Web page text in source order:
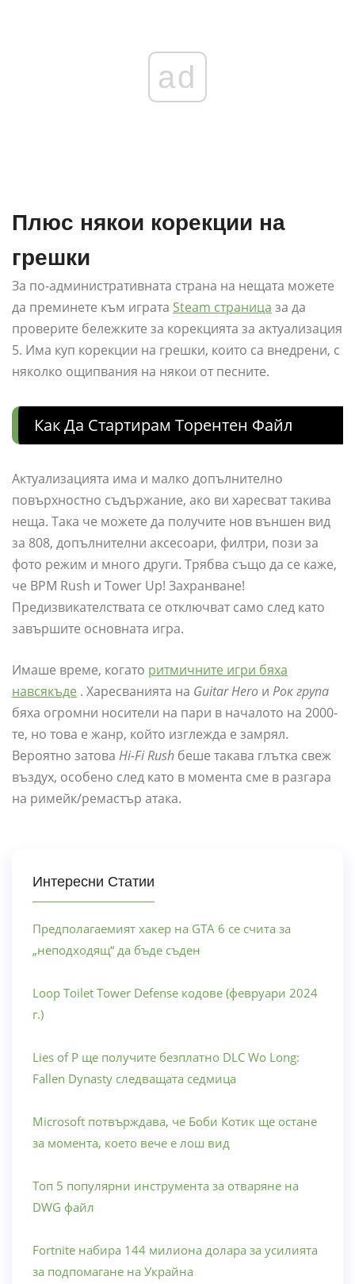
ad
Плюс някои корекции на
грешки
За по-административната страна на нещата можете
да преминете към играта Steam страница за да
проверите бележките за корекцията за актуализация
5. Има куп корекции на грешки, които са внедрени, с
няколко ощипвания на някои от песните.
Как Да Стартирам Торентен Файл
Актуализацията има и малко допълнително
повърхностно съдържание, ако ви харесват такива
неща. Така че можете да получите нов външен вид
за 808, допълнителни аксесоари, филтри, пози за
фото режим и много други. Трябва също да се каже,
че BPM Rush и Tower Up! Захранване!
Предизвикателствата се отключват само след като
завършите основната игра.
Имаше време, когато ритмичните игри бяха
навсякъде . Харесванията на Guitar Hero и Рок група
бяха огромни носители на пари в началото на 2000-
те, но това е жанр, който изглежда е замрял.
Вероятно затова Hi-Fi Rush беше такава глътка свеж
въздух, особено след като в момента сме в разгара
на римейк/ремастър атака.
Интересни Статии
Предполагаемият хакер на GTA 6 се счита за
„неподходящ“ да бъде съден
Loop Toilet Tower Defense кодове (февруари 2024
г.)
Lies of P ще получите безплатно DLC Wo Long:
Fallen Dynasty следващата седмица
Microsoft потвърждава, че Боби Котик ще остане
за момента, което вече е лош вид
Топ 5 популярни инструмента за отваряне на
DWG файл
Fortnite набира 144 милиона долара за усилията
за подпомагане на Украйна